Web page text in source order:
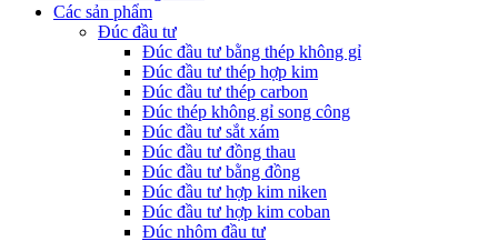
Các sản phẩm
Đúc đầu tư
Đúc đầu tư bằng thép không gỉ
Đúc đầu tư thép hợp kim
Đúc đầu tư thép carbon
Đúc thép không gỉ song công
Đúc đầu tư sắt xám
Đúc đầu tư đồng thau
Đúc đầu tư bằng đồng
Đúc đầu tư hợp kim niken
Đúc đầu tư hợp kim coban
Đúc nhôm đầu tư